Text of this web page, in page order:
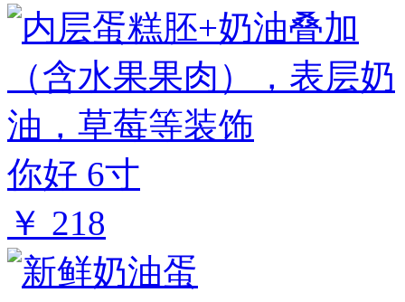
你好 6寸
￥ 218